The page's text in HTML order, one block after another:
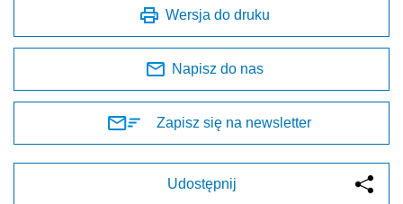
Wersja do druku
Napisz do nas
Zapisz się na newsletter
Udostępnij